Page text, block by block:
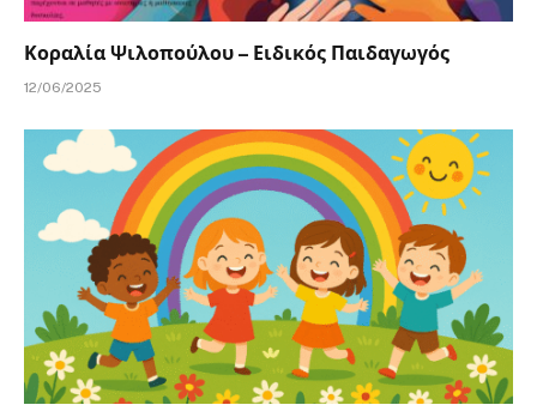
Κοραλία Ψιλοπούλου – Ειδικός Παιδαγωγός
12/06/2025